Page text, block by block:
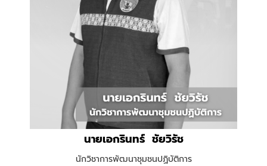
นายเอกรินทร์ ชัยวิรัช
นักวิชาการพัฒนาชุมชนปฏิบัติการ